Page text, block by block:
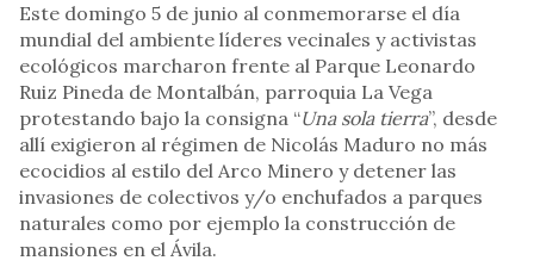
Este domingo 5 de junio al conmemorarse el día
mundial del ambiente líderes vecinales y activistas
ecológicos marcharon frente al Parque Leonardo
Ruiz Pineda de Montalbán, parroquia La Vega
protestando bajo la consigna “Una sola tierra”, desde
allí exigieron al régimen de Nicolás Maduro no más
ecocidios al estilo del Arco Minero y detener las
invasiones de colectivos y/o enchufados a parques
naturales como por ejemplo la construcción de
mansiones en el Ávila.